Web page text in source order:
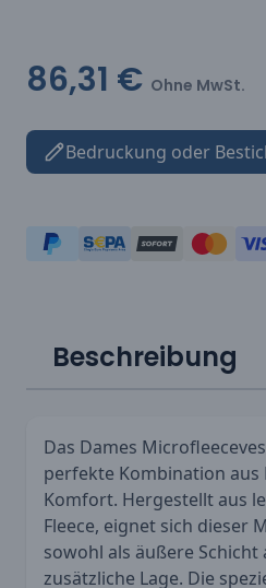
86,31 € Ohne MwSt.
Bedruckung oder
Beschreibung
Das Dames
perfekte Kombination
Komfort. Hergestellt aus
Fleece, eignet sich dieser
sowohl als äußere Schicht
zusätzliche Lage. Die